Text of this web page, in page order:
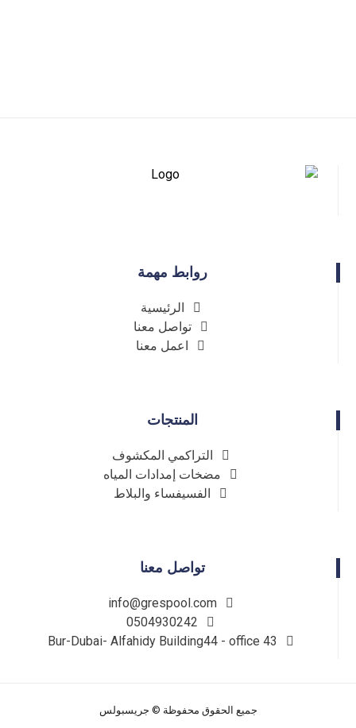
روابط مهمة
الرئيسية
تواصل معنا
اعمل معنا
المنتجات
التراكمي المكشوف
مضخات إمدادات المياه
الفسيفساء والبلاط
تواصل معنا
info@grespool.com
0504930242
Bur-Dubai- Alfahidy Building44 - office 43
جميع الحقوق محفوظة © جريسبولس